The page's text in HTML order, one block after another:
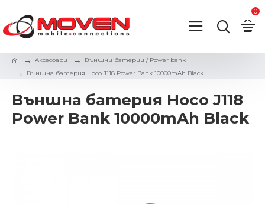
0
Аксесоари
Външни батерии / Power bank
Външна батерия Hoco J118 Power Bank 10000mAh Black
Външна батерия Hoco J118
Power Bank 10000mAh Black